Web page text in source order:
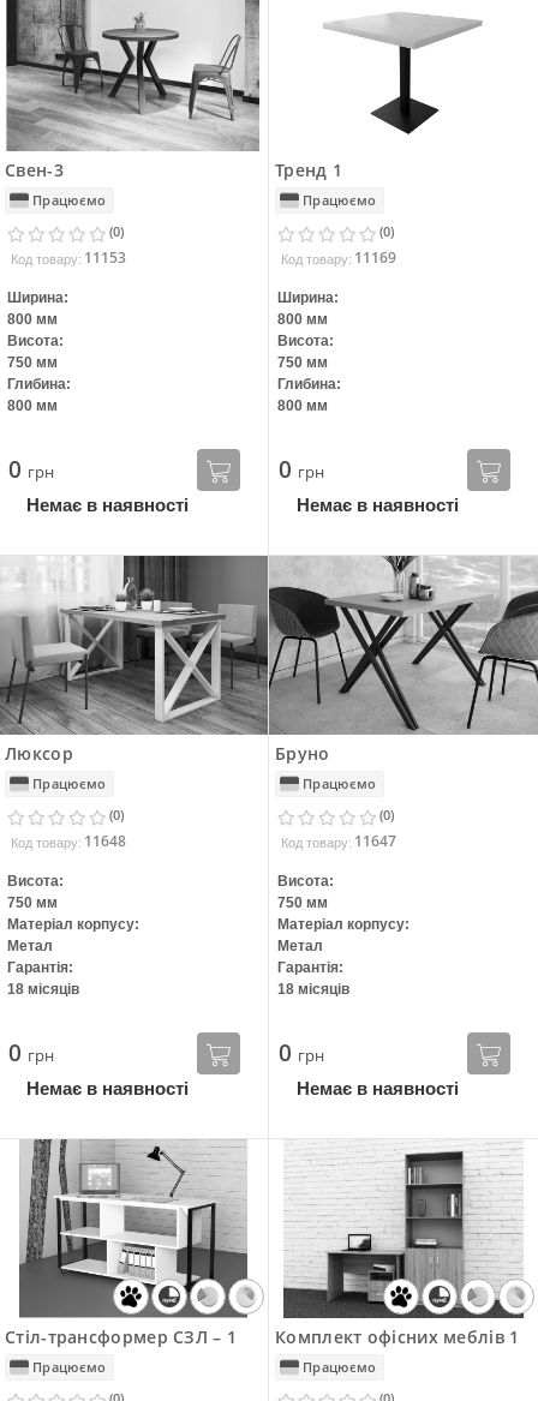
Свен-3
Працюємо
(0)
Код товару: 11153
Ширина:
800 мм
Висота:
750 мм
Глибина:
800 мм
0 грн
Немає в наявності
Тренд 1
Працюємо
(0)
Код товару: 11169
Ширина:
800 мм
Висота:
750 мм
Глибина:
800 мм
0 грн
Немає в наявності
Люксор
Працюємо
(0)
Код товару: 11648
Висота:
750 мм
Матеріал корпусу:
Метал
Гарантія:
18 місяців
0 грн
Немає в наявності
Бруно
Працюємо
(0)
Код товару: 11647
Висота:
750 мм
Матеріал корпусу:
Метал
Гарантія:
18 місяців
0 грн
Немає в наявності
Стіл-трансформер СЗЛ – 1
Працюємо
Комплект офісних меблів 1
Працюємо